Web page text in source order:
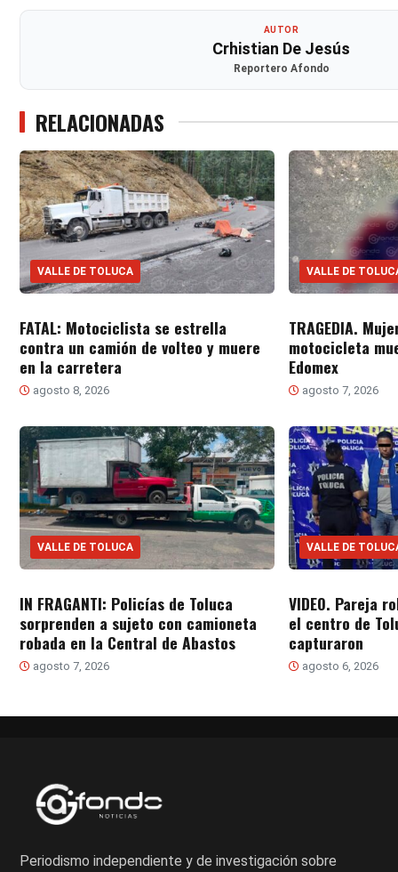
AUTOR
Crhistian De Jesús
Reportero Afondo
RELACIONADAS
VALLE DE TOLUCA
FATAL: Motociclista se estrella
contra un camión de volteo y muere
en la carretera
agosto 8, 2026
VALLE DE
TRAGEDIA.
motocicleta
Edomex
agosto 7, 2026
VALLE DE TOLUCA
IN FRAGANTI: Policías de Toluca
sorprenden a sujeto con camioneta
robada en la Central de Abastos
agosto 7, 2026
VALLE DE
VIDEO. Pareja
el centro de
capturaron
agosto 6, 2026
Periodismo independiente y de investigación sobre